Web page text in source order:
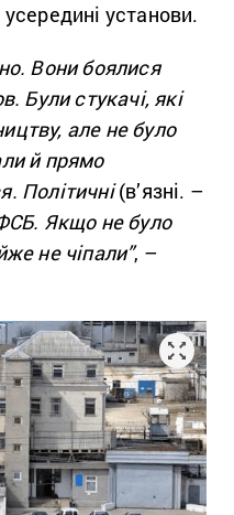
установи.
Вони боялися
Були стукачі, які
але не було
й прямо
Політичні(в’язні. –
Якщо не було
не чіпали”, –